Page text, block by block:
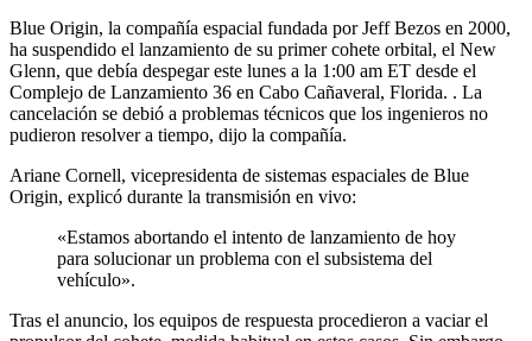
Blue Origin, la compañía espacial fundada por Jeff Bezos en 2000,
ha suspendido el lanzamiento de su primer cohete orbital, el New
Glenn, que debía despegar este lunes a la 1:00 am ET desde el
Complejo de Lanzamiento 36 en Cabo Cañaveral, Florida. . La
cancelación se debió a problemas técnicos que los ingenieros no
pudieron resolver a tiempo, dijo la compañía.
Ariane Cornell, vicepresidenta de sistemas espaciales de Blue
Origin, explicó durante la transmisión en vivo:
«Estamos abortando el intento de lanzamiento de hoy
para solucionar un problema con el subsistema del
vehículo».
Tras el anuncio, los equipos de respuesta procedieron a vaciar el